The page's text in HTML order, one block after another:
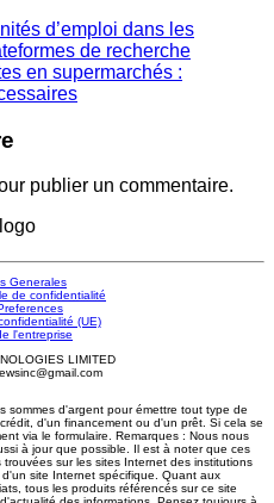
d’emploi dans les
de recherche
en supermarchés :
publier un commentaire.
Generales
de confidentialité
(UE)
l'entreprise
LIMITED
sommes d'argent pour émettre tout type de
d'un financement ou d'un prêt. Si cela se
via le formulaire. Remarques : Nous nous
à jour que possible. Il est à noter que ces
sur les sites Internet des institutions
site Internet spécifique. Quant aux
tous les produits référencés sur ce site